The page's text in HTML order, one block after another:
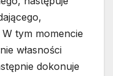
tym momencie
własności
dokonuje